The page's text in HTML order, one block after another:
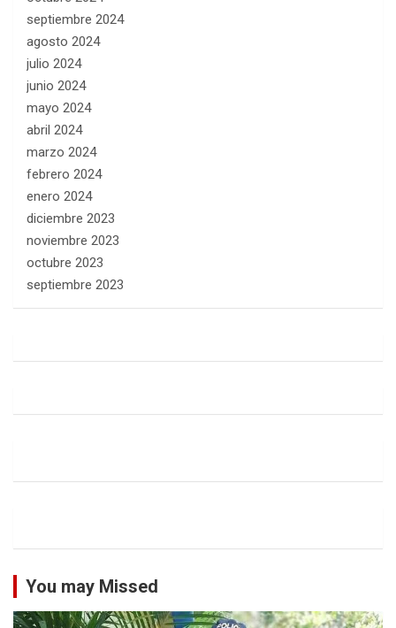
septiembre 2024
agosto 2024
julio 2024
junio 2024
mayo 2024
abril 2024
marzo 2024
febrero 2024
enero 2024
diciembre 2023
noviembre 2023
octubre 2023
septiembre 2023
You may Missed